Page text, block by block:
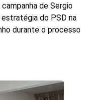
de Sergio
do PSD na
durante o processo